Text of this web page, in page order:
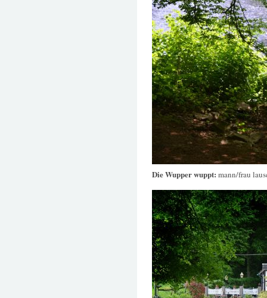
Die Wupper wuppt: mann/frau